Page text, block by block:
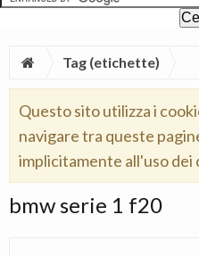
Tag (etichette)
Questo sito utilizza i
navigare tra queste
implicitamente all'uso dei
bmw serie 1 f20